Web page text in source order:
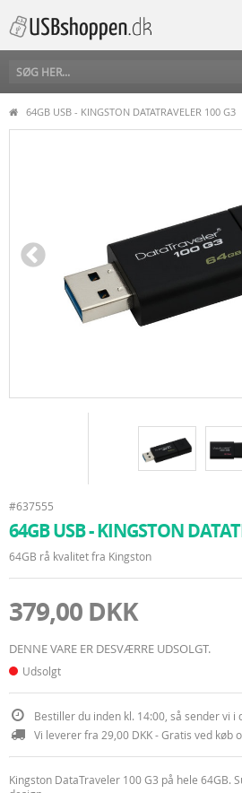
64GB USB - KINGSTON DATATRAVELER 100 G3
#637555
64GB USB - KINGSTON
64GB rå kvalitet fra Kingston
379,00 DKK
DENNE VARE ER DESVÆRRE UDSOLGT.
Udsolgt
Bestiller du inden kl. 14:00, så sender vi i
Vi leverer fra 29,00 DKK - Gratis ved køb
Kingston DataTraveler 100 G3 på hele 64GB.